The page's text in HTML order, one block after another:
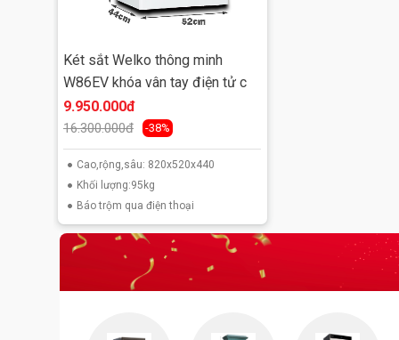
Két sắt Welko thông minh
W86EV khóa vân tay điện tử c
9.950.000đ
16.300.000đ -38%
Cao,rộng,sâu: 820x520x440
Khối lượng:95kg
Báo trộm qua điện thoại